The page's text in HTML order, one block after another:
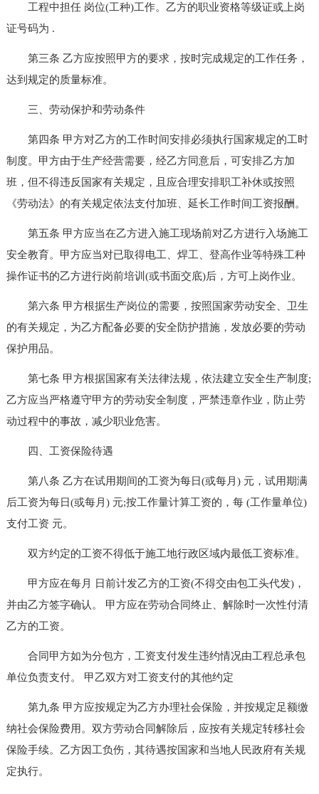
工程中担任 岗位(工种)工作。乙方的职业资格等级证或上岗
证号码为 .
第三条 乙方应按照甲方的要求，按时完成规定的工作任务，
达到规定的质量标准。
三、劳动保护和劳动条件
第四条 甲方对乙方的工作时间安排必须执行国家规定的工时
制度。甲方由于生产经营需要，经乙方同意后，可安排乙方加
班，但不得违反国家有关规定，且应合理安排职工补休或按照
《劳动法》的有关规定依法支付加班、延长工作时间工资报酬。
第五条 甲方应当在乙方进入施工现场前对乙方进行入场施工
安全教育。甲方应当对已取得电工、焊工、登高作业等特殊工种
操作证书的乙方进行岗前培训(或书面交底)后，方可上岗作业。
第六条 甲方根据生产岗位的需要，按照国家劳动安全、卫生
的有关规定，为乙方配备必要的安全防护措施，发放必要的劳动
保护用品。
第七条 甲方根据国家有关法律法规，依法建立安全生产制度;
乙方应当严格遵守甲方的劳动安全制度，严禁违章作业，防止劳
动过程中的事故，减少职业危害。
四、工资保险待遇
第八条 乙方在试用期间的工资为每日(或每月) 元，试用期满
后工资为每日(或每月) 元;按工作量计算工资的，每 (工作量单位)
支付工资 元。
双方约定的工资不得低于施工地行政区域内最低工资标准。
甲方应在每月 日前计发乙方的工资(不得交由包工头代发)，
并由乙方签字确认。 甲方应在劳动合同终止、解除时一次性付清
乙方的工资。
合同甲方如为分包方，工资支付发生违约情况由工程总承包
单位负责支付。 甲乙双方对工资支付的其他约定
第九条 甲方应按规定为乙方办理社会保险，并按规定足额缴
纳社会保险费用。双方劳动合同解除后，应按有关规定转移社会
保险手续。乙方因工负伤，其待遇按国家和当地人民政府有关规
定执行。